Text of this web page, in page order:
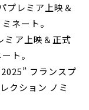
レミア上映＆
ネート。
ア上映＆正式
ト。
フランスプ
クション ノミ